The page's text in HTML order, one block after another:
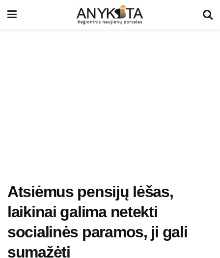
Atsiėmus pensijų lėšas,
laikinai galima netekti
socialinės paramos, ji gali
sumažėti